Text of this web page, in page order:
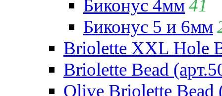
Биконус 4мм41
Биконус 5 и 6мм
Briolette XXL Hole
Briolette Bead
Olive Briolette Bead